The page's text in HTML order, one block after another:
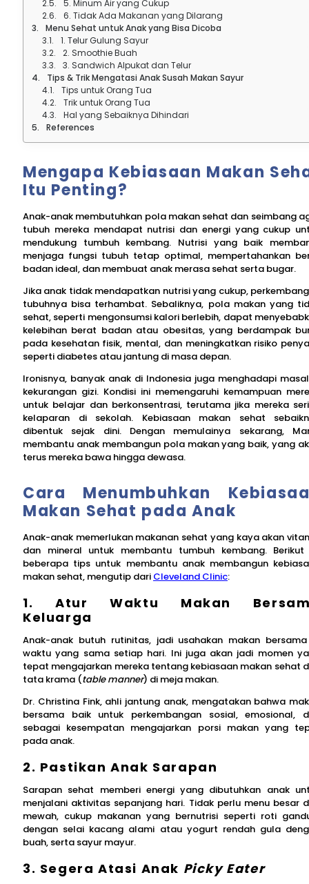
5. Minum Air yang Cukup
6. Tidak Ada Makanan yang Dilarang
Menu Sehat untuk Anak yang Bisa Dicoba
1. Telur Gulung Sayur
2. Smoothie Buah
3. Sandwich Alpukat dan Telur
Tips & Trik Mengatasi Anak Susah Makan Sayur
Tips untuk Orang Tua
Trik untuk Orang Tua
Hal yang Sebaiknya Dihindari
References
Mengapa Kebiasaan Makan
Itu Penting?
Anak-anak membutuhkan pola makan sehat dan seimbang
tubuh mereka mendapat nutrisi dan energi yang cukup
mendukung tumbuh kembang. Nutrisi yang baik
menjaga fungsi tubuh tetap optimal, mempertahankan
badan ideal, dan membuat anak merasa sehat serta bugar.
Jika anak tidak mendapatkan nutrisi yang cukup,
tubuhnya bisa terhambat. Sebaliknya, pola makan yang
sehat, seperti mengonsumsi kalori berlebih, dapat
kelebihan berat badan atau obesitas, yang berdampak
pada kesehatan fisik, mental, dan meningkatkan risiko
seperti diabetes atau jantung di masa depan.
Ironisnya, banyak anak di Indonesia juga menghadapi
kekurangan gizi. Kondisi ini memengaruhi kemampuan
untuk belajar dan berkonsentrasi, terutama jika mereka
kelaparan di sekolah. Kebiasaan makan sehat
dibentuk sejak dini. Dengan memulainya sekarang,
membantu anak membangun pola makan yang baik, yang
terus mereka bawa hingga dewasa.
Cara Menumbuhkan
Makan Sehat pada Anak
Anak-anak memerlukan makanan sehat yang kaya akan
dan mineral untuk membantu tumbuh kembang. Berikut
beberapa tips untuk membantu anak membangun
makan sehat, mengutip dari Cleveland Clinic:
1. Atur Waktu Makan
Keluarga
Anak-anak butuh rutinitas, jadi usahakan makan
waktu yang sama setiap hari. Ini juga akan jadi momen
tepat mengajarkan mereka tentang kebiasaan makan sehat
tata krama (table manner) di meja makan.
Dr. Christina Fink, ahli jantung anak, mengatakan bahwa
bersama baik untuk perkembangan sosial, emosional,
sebagai kesempatan mengajarkan porsi makan yang
pada anak.
2. Pastikan Anak Sarapan
Sarapan sehat memberi energi yang dibutuhkan anak
menjalani aktivitas sepanjang hari. Tidak perlu menu besar
mewah, cukup makanan yang bernutrisi seperti roti
dengan selai kacang alami atau yogurt rendah gula
buah, serta sayur mayur.
3. Segera Atasi Anak Picky Eater